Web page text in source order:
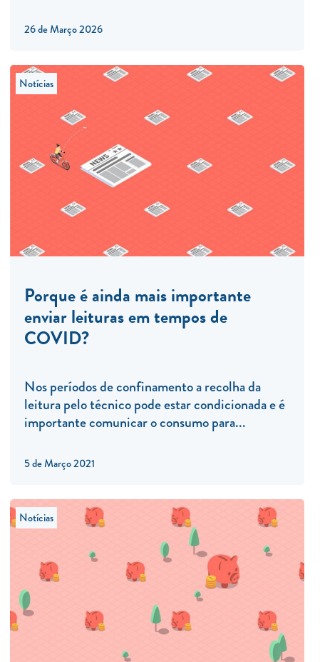
26 de Março 2026
5 de Março 2021
Notícias
Porque é ainda mais importante
enviar leituras em tempos de
COVID?
Nos períodos de confinamento a recolha da
leitura pelo técnico pode estar condicionada e é
importante comunicar o consumo para...
Notícias